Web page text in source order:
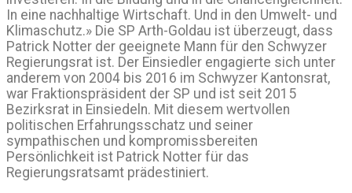
In eine nachhaltige Wirtschaft. Und in den Umwelt- und
Klimaschutz.» Die SP Arth-Goldau ist überzeugt, dass
Patrick Notter der geeignete Mann für den Schwyzer
Regierungsrat ist. Der Einsiedler engagierte sich unter
anderem von 2004 bis 2016 im Schwyzer Kantonsrat,
war Fraktionspräsident der SP und ist seit 2015
Bezirksrat in Einsiedeln. Mit diesem wertvollen
politischen Erfahrungsschatz und seiner
sympathischen und kompromissbereiten
Persönlichkeit ist Patrick Notter für das
Regierungsratsamt prädestiniert.